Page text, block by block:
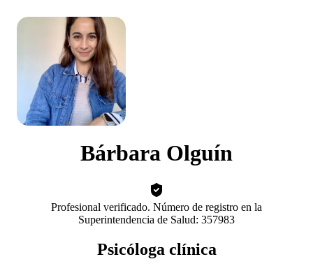
Bárbara Olguín
Profesional verificado. Número de registro en la
Superintendencia de Salud: 357983
Psicóloga clínica